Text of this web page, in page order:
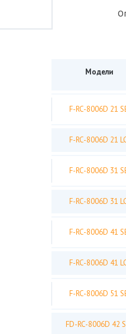
Модели
F-RC-8006D 21
F-RC-8006D 21
F-RC-8006D 31
F-RC-8006D 31
F-RC-8006D 41
F-RC-8006D 41
F-RC-8006D 51
FD-RC-8006D 42